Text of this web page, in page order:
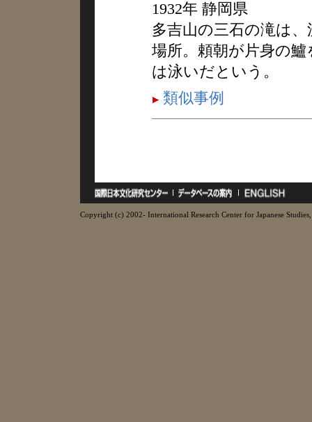
1932年 静岡県
多吉山の三石の滝は
場所。頼朝が片身の
は泳いだという。
類似事例
Copyright (c) 2002- International Research Center for Japanese